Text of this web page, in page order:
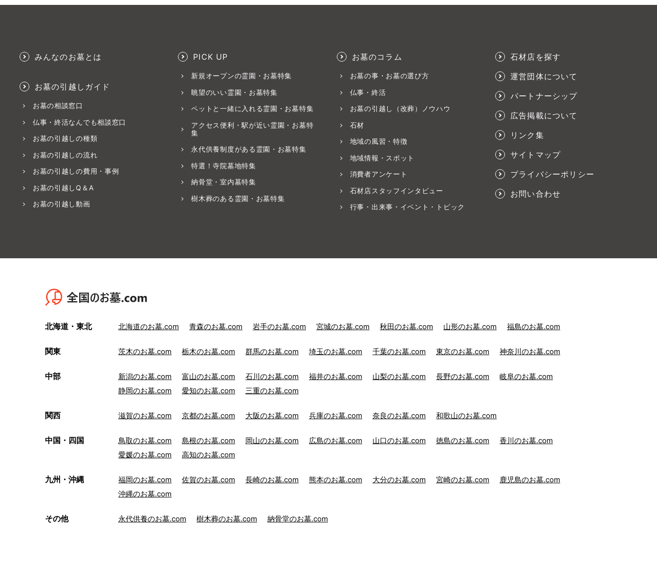
みんなのお墓とは
お墓の引越しガイド
お墓の相談窓口
仏事・終活なんでも相談窓口
お墓の引越しの種類
お墓の引越しの流れ
お墓の引越しの費用・事例
お墓の引越しQ＆A
お墓の引越し動画
PICK UP
新規オープンの霊園・お墓特集
眺望のいい霊園・お墓特集
ペットと一緒に入れる霊園・お墓特集
アクセス便利・駅が近い霊園・お墓特
集
永代供養制度がある霊園・お墓特集
特選！寺院墓地特集
納骨堂・室内墓特集
樹木葬のある霊園・お墓特集
お墓のコラム
お墓の事・お墓の選び方
仏事・終活
お墓の引越し（改葬）ノウハウ
石材
地域の風習・特徴
地域情報・スポット
消費者アンケート
石材店スタッフインタビュー
行事・出来事・イベント・トピック
石材店を探す
運営団体について
パートナーシップ
広告掲載について
リンク集
サイトマップ
プライバシーポリシー
お問い合わせ
北海道・東北 北海道のお墓.com 青森のお墓.com 岩手のお墓.com 宮城のお墓.com 秋田のお墓.com 山形のお墓.com 福島のお墓.com
関東 茨木のお墓.com 栃木のお墓.com 群馬のお墓.com 埼玉のお墓.com 千葉のお墓.com 東京のお墓.com 神奈川のお墓.com
中部 新潟のお墓.com 富山のお墓.com 石川のお墓.com 福井のお墓.com 山梨のお墓.com 長野のお墓.com
岐阜のお墓.com
静岡のお墓.com
愛知のお墓.com 三重のお墓.com
関西 滋賀のお墓.com 京都のお墓.com 大阪のお墓.com 兵庫のお墓.com 奈良のお墓.com 和歌山のお墓.com
中国・四国 鳥取のお墓.com 島根のお墓.com 岡山のお墓.com 広島のお墓.com 山口のお墓.com 徳島のお墓.com
香川のお墓.com
愛媛のお墓.com
高知のお墓.com
九州・沖縄 福岡のお墓.com 佐賀のお墓.com 長崎のお墓.com 熊本のお墓.com 大分のお墓.com 宮崎のお墓.com
鹿児島のお墓.com
沖縄のお墓.com
その他 永代供養のお墓.com 樹木葬のお墓.com 納骨堂のお墓.com